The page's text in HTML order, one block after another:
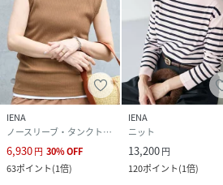
IENA
ノースリーブ・タンクトップ
6,930円 30%OFF
63ポイント(1倍)
IENA
ニット
13,200円
120ポイント(1倍)